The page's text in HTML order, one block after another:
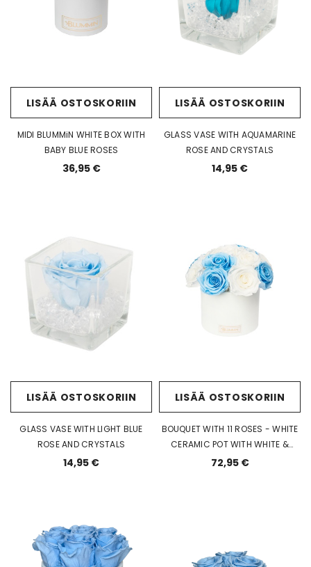
LISÄÄ OSTOSKORIIN
MIDI BLUMMiN WHITE BOX WITH
BABY BLUE ROSES
36,95 €
LISÄÄ OSTOSKORIIN
GLASS VASE WITH AQUAMARINE
ROSE AND CRYSTALS
14,95 €
LISÄÄ OSTOSKORIIN
GLASS VASE WITH LIGHT BLUE
ROSE AND CRYSTALS
14,95 €
LISÄÄ OSTOSKORIIN
BOUQUET WITH 11 ROSES - WHITE
CERAMIC POT WITH WHITE &
BABY BLUE ROSES
72,95 €